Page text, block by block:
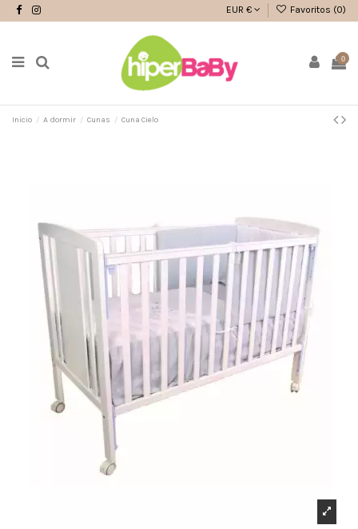
EUR € Favoritos (0)
0
Inicio A dormir Cunas Cuna Cielo